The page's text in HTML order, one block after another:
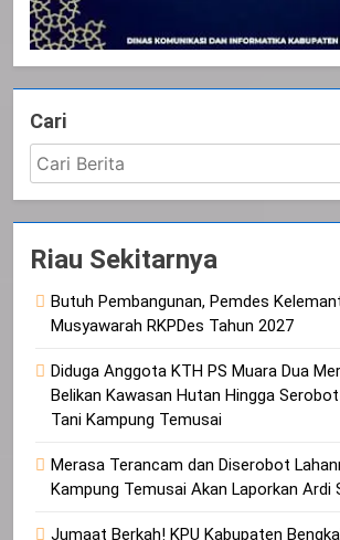
Cari
Riau Sekitarnya
Butuh Pembangunan, Pemdes
Musyawarah RKPDes Tahun 2027
Diduga Anggota KTH PS Muara Dua
Belikan Kawasan Hutan Hingga
Tani Kampung Temusai
Merasa Terancam dan Diserobot
Kampung Temusai Akan Laporkan Ardi
Jumaat Berkah! KPU Kabupaten